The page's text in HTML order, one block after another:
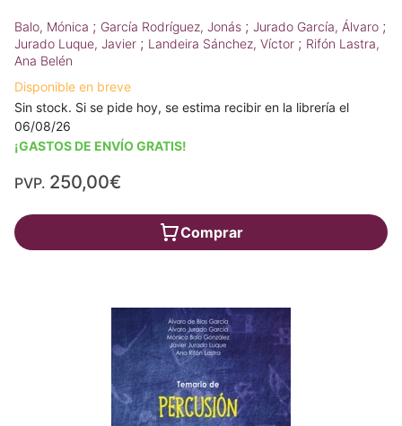
Balo, Mónica ; García Rodríguez, Jonás ; Jurado García, Álvaro ;
Jurado Luque, Javier ; Landeira Sánchez, Víctor ; Rifón Lastra,
Ana Belén
Disponible en breve
Sin stock. Si se pide hoy, se estima recibir en la librería el
06/08/26
¡GASTOS DE ENVÍO GRATIS!
PVP. 250,00€
Comprar